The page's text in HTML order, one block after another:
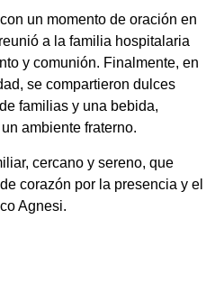
un momento de oración en
a la familia hospitalaria
y comunión. Finalmente, en
se compartieron dulces
familias y una bebida,
ambiente fraterno.
cercano y sereno, que
corazón por la presencia y el
Agnesi.